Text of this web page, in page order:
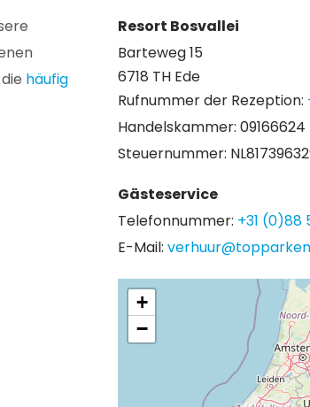
häufig
Resort Bosvallei
Barteweg 15
6718 TH Ede
Rufnummer der Rezeption:
Handelskammer: 09166624
Steuernummer:
Gästeservice
Telefonnummer: +31 (0)88
E-Mail:
+
−